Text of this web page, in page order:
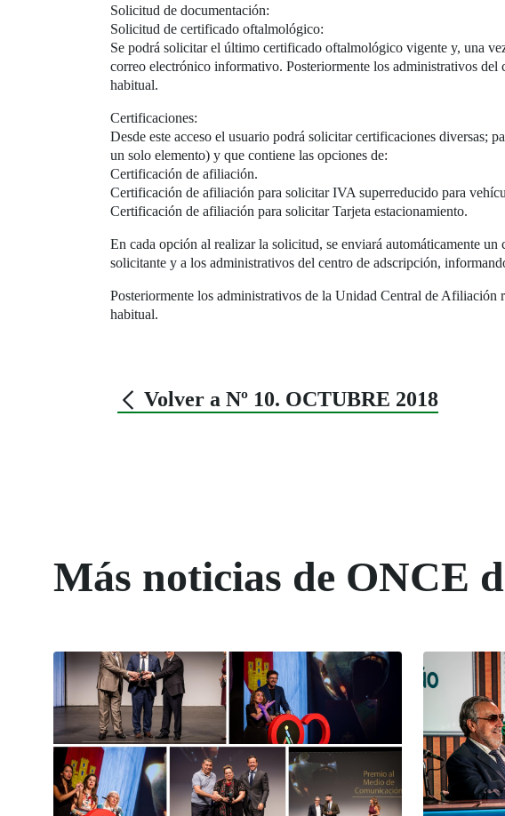
Solicitud de documentación:
Solicitud de certificado oftalmológico:
Se podrá solicitar el último certificado oftalmológico vigente y, una
correo electrónico informativo. Posteriormente los administrativos
habitual.
Certificaciones:
Desde este acceso el usuario podrá solicitar certificaciones diversas;
un solo elemento) y que contiene las opciones de:
Certificación de afiliación.
Certificación de afiliación para solicitar IVA superreducido para
Certificación de afiliación para solicitar Tarjeta estacionamiento.
En cada opción al realizar la solicitud, se enviará automáticamente
solicitante y a los administrativos del centro de adscripción,
Posteriormente los administrativos de la Unidad Central de
habitual.
Volver a Nº 10. OCTUBRE 2018
Más noticias de ONCE